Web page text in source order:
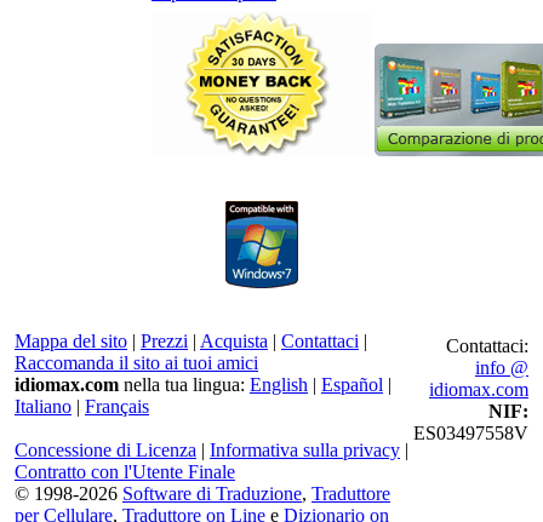
Mappa del sito | Prezzi | Acquista | Contattaci |
Raccomanda il sito ai tuoi amici
idiomax.com nella tua lingua: English | Español |
Italiano | Français
Concessione di Licenza | Informativa sulla privacy |
Contratto con l'Utente Finale
© 1998-2026 Software di Traduzione, Traduttore
per Cellulare, Traduttore on Line e Dizionario on
Contattaci:
info @
idiomax.com
NIF:
ES03497558V